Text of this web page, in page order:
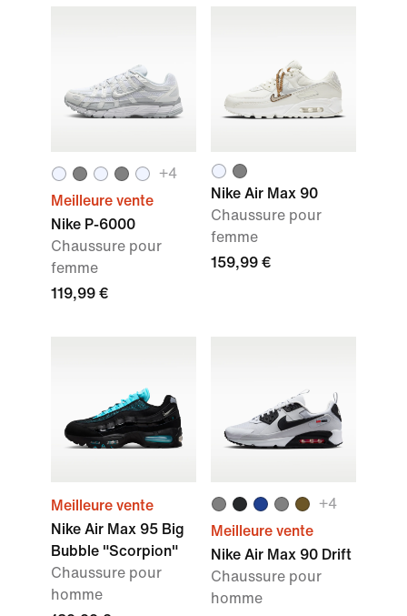
+4
Meilleure vente
Nike P-6000
Chaussure pour
femme
119,99 €
Nike Air Max 90
Chaussure pour
femme
159,99 €
Meilleure vente
Nike Air Max 95 Big
Bubble "Scorpion"
Chaussure pour
homme
+4
Meilleure vente
Nike Air Max 90 Drift
Chaussure pour
homme